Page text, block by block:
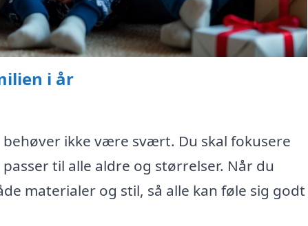
i år
ikke være svært. Du skal fokusere
til alle aldre og størrelser. Når du
materialer og stil, så alle kan føle sig godt